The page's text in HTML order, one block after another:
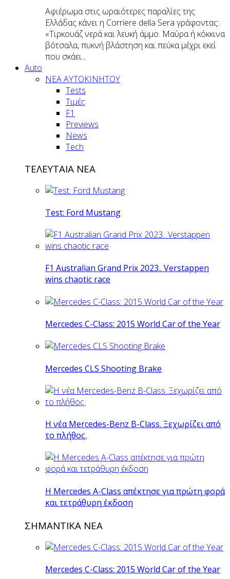
Αφιέρωμα στις ωραιότερες παραλίες της
Ελλάδας κάνει η Corriere della Sera γράφοντας:
«Τιρκουάζ νερά και λευκή άμμο. Μαύρα ή κόκκινα
βότσαλα, πυκνή βλάστηση και πεύκα μέχρι εκεί
που σκάει...
Auto
NEA AYTOKINHTOY
Tests
Τιμές
F1
Previews
News
Tech
ΤΕΛΕΥΤΑΙΑ ΝΕΑ
Test: Ford Mustang
F1 Australian Grand Prix 2023.. Verstappen
wins chaotic race
Mercedes C-Class: 2015 World Car of the Year
Mercedes CLS Shooting Brake
Η νέα Mercedes-Benz B-Class. Ξεχωρίζει από
το πλήθος.
H Mercedes Α-Class απέκτησε για πρώτη φορά
και τετράθυρη έκδοση
ΣΗΜΑΝΤΙΚΑ ΝΕΑ
Mercedes C-Class: 2015 World Car of the Year